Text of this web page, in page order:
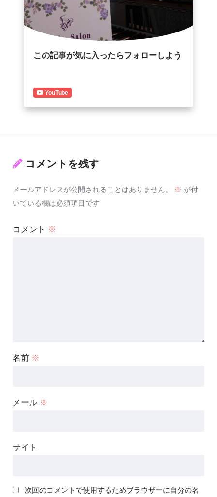
この記事が気に入ったらフォローしよう
YouTube
コメントを残す
メールアドレスが公開されることはありません。 ※ が付
いている欄は必須項目です
コメント ※
名前 ※
メール ※
サイト
次回のコメントで使用するためブラウザーに自分の名